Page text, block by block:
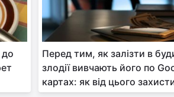
до
Перед тим, як залізти в
злодії вивчають його по
картах: як від цього